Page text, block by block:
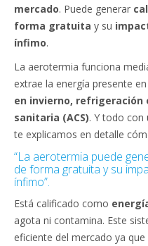
mercado. Puede generar
forma gratuita y su
ínfimo.
La aerotermia funciona
extrae la energía presente
en invierno, refrigeración
sanitaria (ACS). Y todo con
te explicamos en detalle
“La aerotermia puede
de forma gratuita y su
ínfimo”.
Está calificado como
agota ni contamina. Este
eficiente del mercado ya